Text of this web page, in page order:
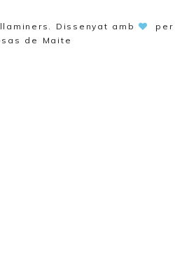
. Dissenyat amb
per
de Maite